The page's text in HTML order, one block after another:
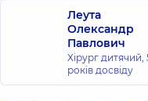
Леута
Олександр
Павлович
Хірург дитячий,
років досвіду